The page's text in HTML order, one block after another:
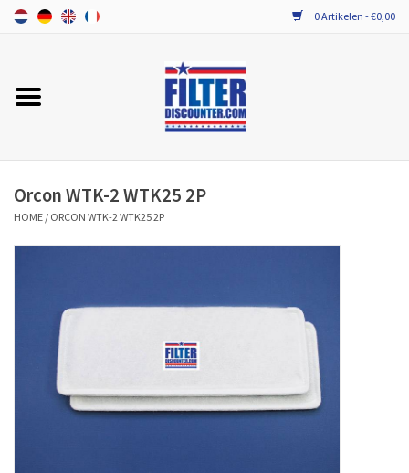
0 Artikelen - €0,00
Home
PROBIOTICA ONDERHOUD
Orcon WTK-2 WTK25 2P
HOME / ORCON WTK-2 WTK25 2P